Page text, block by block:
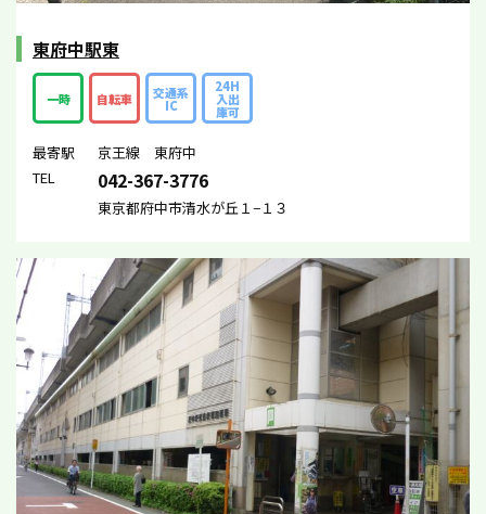
東府中駅東
一時 自転車 交通系
IC
24H
入出
庫可
最寄駅
京王線 東府中
TEL
042-367-3776
東京都府中市清水が丘１−１３